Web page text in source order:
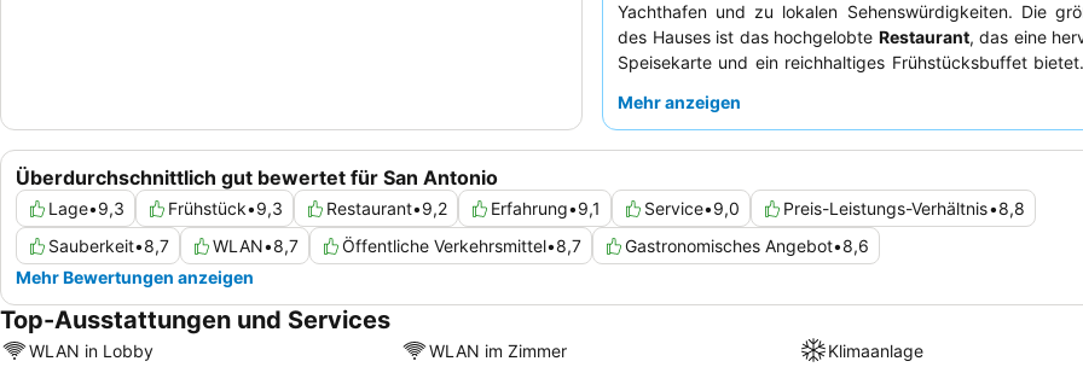
Yachthafen und zu lokalen Sehenswürdigkeiten. Die
des Hauses ist das hochgelobte Restaurant, das eine
Speisekarte und ein reichhaltiges Frühstücksbuffet
Servicehervor und loben deren Freundlichkeit und
Platz und Komfort zu genießen.
Mehr anzeigen
Überdurchschnittlich gut bewertet für San Antonio
Lage•9,3 Frühstück•9,3 Restaurant•9,2 Erfahrung•9,1 Service•9,0 Preis-Leistungs-Verhältnis•8,8
Sauberkeit•8,7 WLAN•8,7 Öffentliche Verkehrsmittel•8,7 Gastronomisches Angebot•8,6
Mehr Bewertungen anzeigen
Top-Ausstattungen und Services
WLAN in Lobby WLAN im Zimmer Klimaanlage